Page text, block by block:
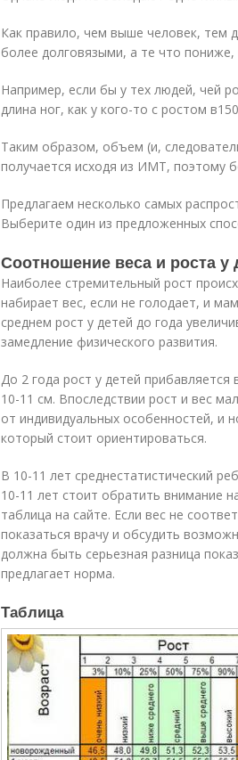
Как правило, чем выше человек, тем
более долговязыми, а те что
Например, если бы у тех людей, чей
длина ног, как у кого-то с ростом
Таким образом, объем (и,
получается исходя из ИМТ, поэтому
Предлагаем несколько самых
Выберите один из предложенных
Соотношение веса и роста у
Наиболее стремительный рост
набирает вес, если не голодает, и
среднем рост у детей до года
замедление физического развития.
До 2 года рост у детей прибавляется
10-11 см. Впоследствии рост и вес
от индивидуальных особенностей, и
который стоит ориентироваться.
В 10-11 лет среднестатистический
10-11 лет стоит обратить внимание
таблица на сайте. Если вес не
показаться врачу и обсудить
должна быть серьезная разница
предлагает норма.
Таблица